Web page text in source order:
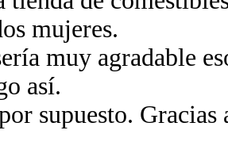
mujeres.
agradable eso,
así.
Gracias a